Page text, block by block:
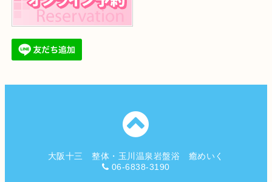
大阪十三 整体・玉川温泉岩盤浴 癒めいく
06-6838-3190